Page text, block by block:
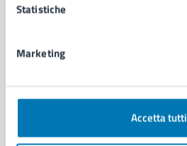
Statistiche
Marketing
Accetta tutti
Municipalità